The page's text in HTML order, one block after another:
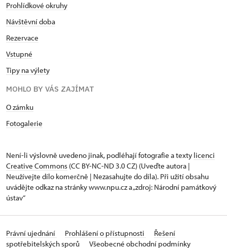
Prohlídkové okruhy
Návštěvní doba
Rezervace
Vstupné
Tipy na výlety
MOHLO BY VÁS ZAJÍMAT
O zámku
Fotogalerie
Není-li výslovně uvedeno jinak, podléhají fotografie a texty licenci
Creative Commons (CC BY-NC-ND 3.0 CZ) (Uveďte autora |
Neužívejte dílo komerčně | Nezasahujte do díla). Při užití obsahu
uvádějte odkaz na stránky www.npu.cz a „zdroj: Národní památkový
ústav“
Právní ujednání Prohlášení o přístupnosti
Řešení
spotřebitelských sporů
Všeobecné obchodní podmínky